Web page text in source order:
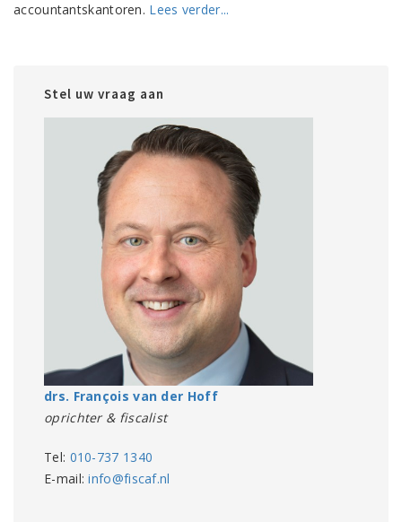
accountantskantoren. Lees verder...
Stel uw vraag aan
drs. François van der Hoff
oprichter & fiscalist
Tel: 010-737 1340
E-mail:info@fiscaf.nl